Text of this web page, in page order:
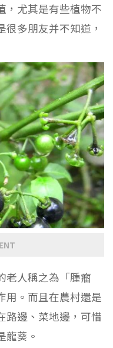
，尤其是有些植物不
多朋友并不知道，
老人稱之為「腫瘤
用。而且在農村還是
路邊、菜地邊，可惜
龍葵。